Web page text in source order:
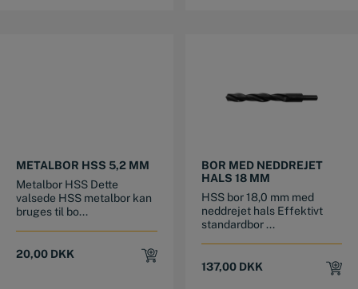
METALBOR HSS 5,2 MM
Metalbor HSS Dette
valsede HSS metalbor kan
bruges til bo...
20,00 DKK
BOR MED NEDDREJET
HALS 18 MM
HSS bor 18,0 mm med
neddrejet hals Effektivt
standardbor ...
137,00 DKK